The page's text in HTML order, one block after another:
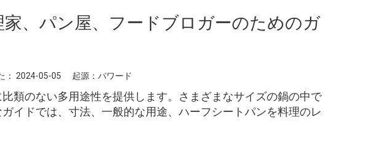
、パン屋、フードブロガーのためのガ
： 2024-05-05 起源： パワード
類のない多用途性を提供します。さまざまなサイズの鍋の中で
イドでは、寸法、一般的な用途、ハーフシートパンを料理のレ